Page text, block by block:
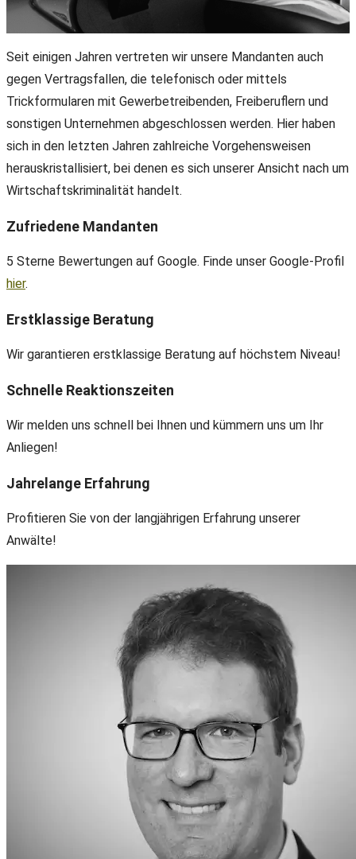
Seit einigen Jahren vertreten wir unsere Mandanten auch
gegen Vertragsfallen, die telefonisch oder mittels
Trickformularen mit Gewerbetreibenden, Freiberuflern und
sonstigen Unternehmen abgeschlossen werden. Hier haben
sich in den letzten Jahren zahlreiche Vorgehensweisen
herauskristallisiert, bei denen es sich unserer Ansicht nach um
Wirtschaftskriminalität handelt.
Zufriedene Mandanten
5 Sterne Bewertungen auf Google. Finde unser Google-Profil
hier.
Erstklassige Beratung
Wir garantieren erstklassige Beratung auf höchstem Niveau!
Schnelle Reaktionszeiten
Wir melden uns schnell bei Ihnen und kümmern uns um Ihr
Anliegen!
Jahrelange Erfahrung
Profitieren Sie von der langjährigen Erfahrung unserer
Anwälte!